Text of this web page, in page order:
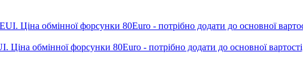
обмінної форсунки 80Euro - потрібно додати до основної